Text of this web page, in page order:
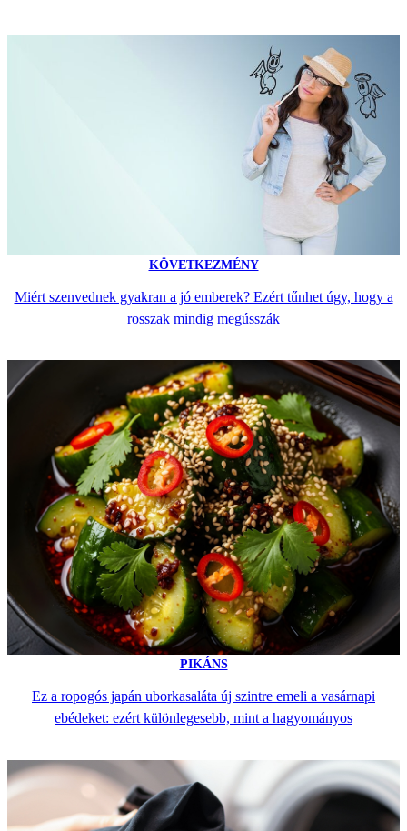
KÖVETKEZMÉNY
Miért szenvednek gyakran a jó emberek? Ezért tűnhet úgy, hogy a
rosszak mindig megússzák
PIKÁNS
Ez a ropogós japán uborkasaláta új szintre emeli a vasárnapi
ebédeket: ezért különlegesebb, mint a hagyományos